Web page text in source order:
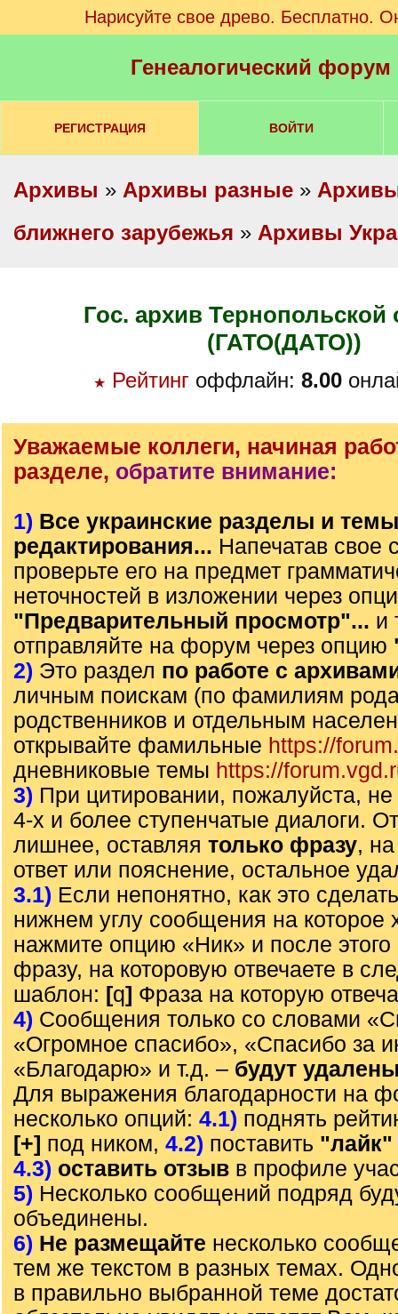
Нарисуйте свое древо. Бесплатно.
Генеалогический
РЕГИСТРАЦИЯ ВОЙТИ
Архивы » Архивы разные »
ближнего зарубежья » Архивы
Гос. архив Тернопольской области
(ГАТО(ДАТО))
★ Рейтинг оффлайн: 8.00
Уважаемые коллеги, начиная
разделе, обратите внимание:
1) Все украинские разделы и
редактирования... Напечатав свое
проверьте его на предмет
неточностей в изложении через
"Предварительный просмотр"... и
отправляйте на форум через опцию
2) Это раздел по работе с
личным поискам (по фамилиям
родственников и отдельным
открывайте фамильные https://
дневниковые темы https://
3) При цитировании, пожалуйста, не
4-х и более ступенчатые диалоги.
лишнее, оставляя только фразу,
ответ или пояснение, остальное
3.1) Если непонятно, как это
нижнем углу сообщения на которое
нажмите опцию «Ник» и после этого
фразу, на которовую отвечаете в
шаблон: [q] Фраза на которую
4) Сообщения только со словами
«Огромное спасибо», «Спасибо за
«Благодарю» и т.д. – будут
Для выражения благодарности на
несколько опций: 4.1) поднять
[+] под ником, 4.2) поставить "лайк"
4.3) оставить отзыв в профиле
5) Несколько сообщений подряд
объединены.
6) Не размещайте несколько
тем же текстом в разных темах.
в правильно выбранной теме